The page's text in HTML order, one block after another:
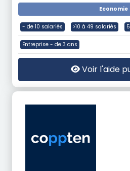
Economie
- de 10 salariés >10 à 49 salariés
Entreprise - de 3 ans
Voir l'aide